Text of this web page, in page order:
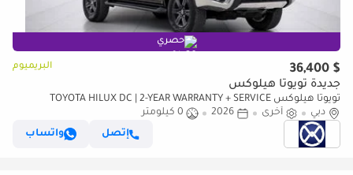
حصري
$ 36,400 البريميوم
جديدة تويوتا هيلوكس
تويوتا هيلوكس TOYOTA HILUX DC | 2-YEAR WARRANTY + SERVICE
AVAILABLE | IN-HOUSE FINANCING | 0% DOWNPAYMENT (BANK)
دبي أخرى 2026
0 كيلومتر
إتصل
واتساب